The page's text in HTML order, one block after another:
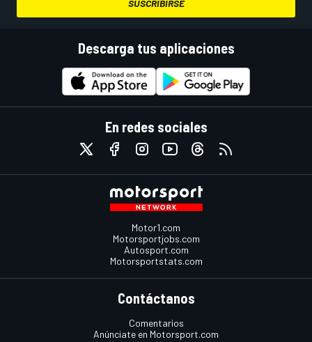
SUSCRIBIRSE
Descarga tus aplicaciones
En redes sociales
Motor1.com
Motorsportjobs.com
Autosport.com
Motorsportstats.com
Contáctanos
Comentarios
Anúnciate en Motorsport.com